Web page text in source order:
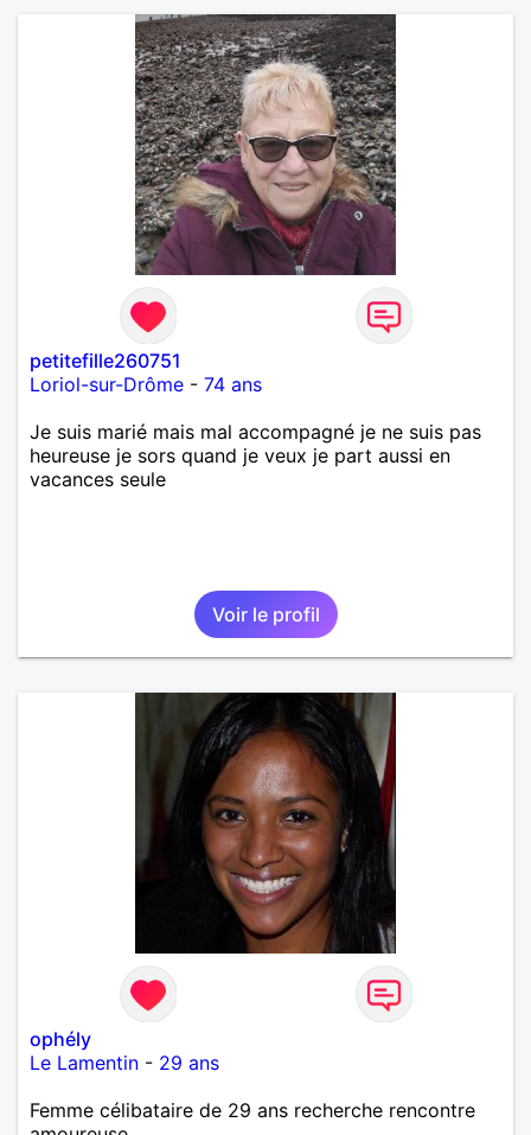
petitefille260751
Loriol-sur-Drôme - 74 ans
Je suis marié mais mal accompagné je ne suis pas
heureuse je sors quand je veux je part aussi en
vacances seule
Voir le profil
ophély
Le Lamentin - 29 ans
Femme célibataire de 29 ans recherche rencontre